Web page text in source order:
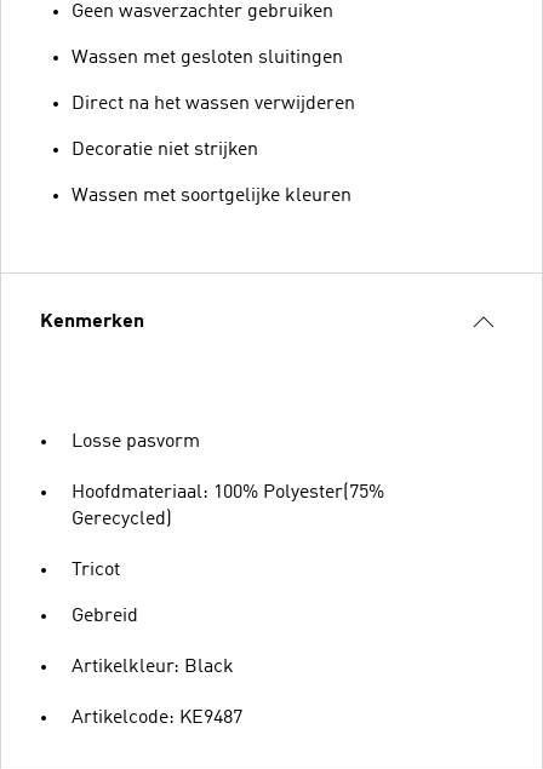
Geen wasverzachter gebruiken
Wassen met gesloten sluitingen
Direct na het wassen verwijderen
Decoratie niet strijken
Wassen met soortgelijke kleuren
Kenmerken
Losse pasvorm
Hoofdmateriaal: 100% Polyester(75%
Gerecycled)
Tricot
Gebreid
Artikelkleur: Black
Artikelcode: KE9487